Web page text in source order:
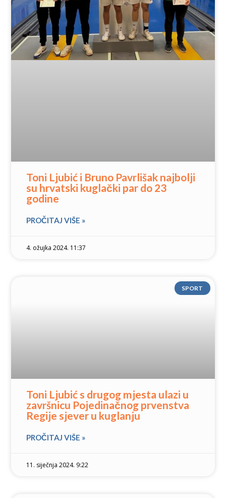
Toni Ljubić i Bruno Pavrlišak najbolji
su hrvatski kuglački par do 23
godine
PROČITAJ VIŠE »
4. ožujka 2024. 11:37
SPORT
Toni Ljubić s drugog mjesta ulazi u
završnicu Pojedinačnog prvenstva
Regije sjever u kuglanju
PROČITAJ VIŠE »
11. siječnja 2024. 9:22